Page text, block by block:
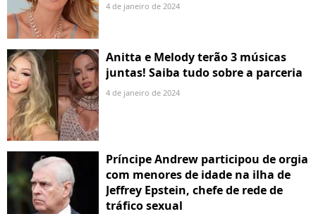
4 de janeiro de 2024
Anitta e Melody terão 3 músicas
juntas! Saiba tudo sobre a parceria
4 de janeiro de 2024
Príncipe Andrew participou de orgia
com menores de idade na ilha de
Jeffrey Epstein, chefe de rede de
tráfico sexual